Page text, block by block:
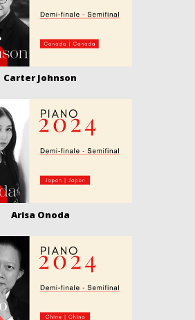
Carter Johnson
Arisa Onoda